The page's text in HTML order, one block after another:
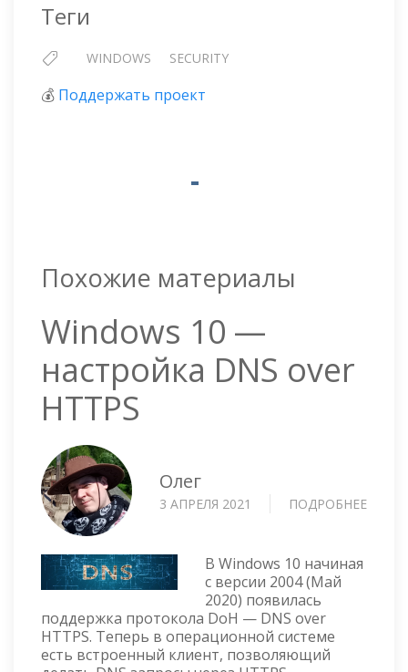
Теги
WINDOWS SECURITY
💰 Поддержать проект
Похожие материалы
Windows 10 —
настройка DNS over
HTTPS
Олег
3 АПРЕЛЯ 2021 ПОДРОБНЕЕ
В Windows 10 начиная
с версии 2004 (Май
2020) появилась
поддержка протокола DoH — DNS over
HTTPS. Теперь в операционной системе
есть встроенный клиент, позволяющий